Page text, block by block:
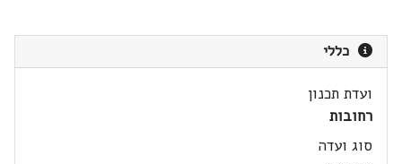
כללי
ועדת תכנון
רחובות
סוג ועדה